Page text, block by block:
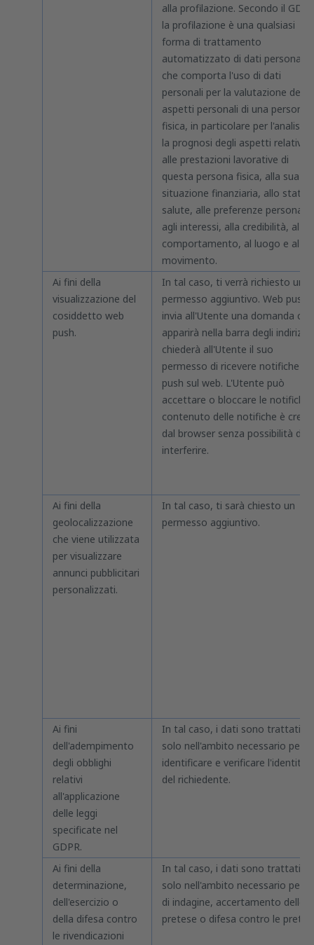
alla profilazione. Secondo il
la profilazione è una qualsiasi
forma di trattamento
automatizzato di dati personali
che comporta l'uso di dati
personali per la valutazione degli
aspetti personali di una persona
fisica, in particolare per l'analisi o
la prognosi degli aspetti relativi
alle prestazioni lavorative di
questa persona fisica, alla sua
situazione finanziaria, allo stato
salute, alle preferenze personali,
agli interessi, alla credibilità, al
comportamento, al luogo e al
movimento.
Ai fini della
visualizzazione del
cosiddetto web
push.
In tal caso, ti verrà richiesto un
permesso aggiuntivo. Web push
invia all'Utente una domanda che
apparirà nella barra degli indirizzi
chiederà all'Utente il suo
permesso di ricevere notifiche
push sul web. L'Utente può
accettare o bloccare le
contenuto delle notifiche è
dal browser senza possibilità di
interferire.
Ai fini della
geolocalizzazione
che viene utilizzata
per visualizzare
annunci pubblicitari
personalizzati.
In tal caso, ti sarà chiesto un
permesso aggiuntivo.
Ai fini
dell'adempimento
degli obblighi
relativi
all'applicazione
delle leggi
specificate nel
GDPR.
In tal caso, i dati sono trattati
solo nell'ambito necessario per
identificare e verificare l'identità
del richiedente.
Ai fini della
determinazione,
dell'esercizio o
della difesa contro
le rivendicazioni
In tal caso, i dati sono trattati
solo nell'ambito necessario per
di indagine, accertamento delle
pretese o difesa contro le